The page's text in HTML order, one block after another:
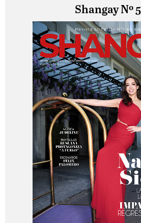
Shangay Nº